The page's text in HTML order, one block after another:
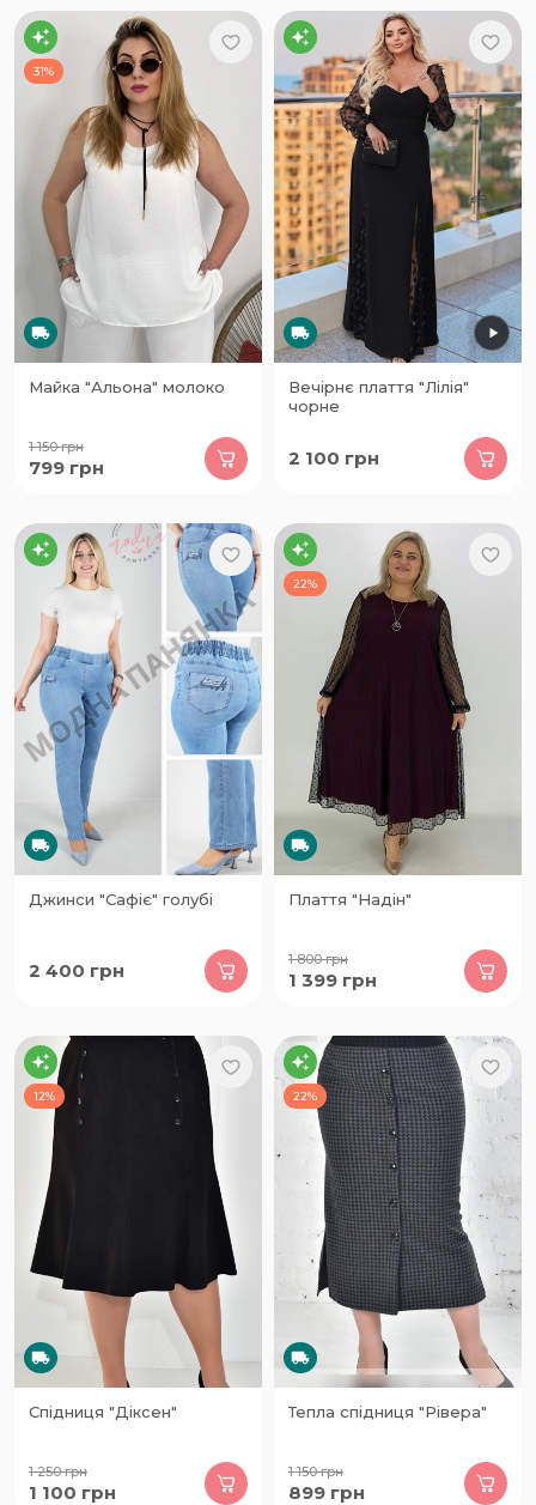
31%
Майка "Альона" молоко
1 150грн
799 грн
Вечірнє плаття "Лілія"
чорне
2 100 грн
Джинси "Сафіє" голубі
2 400 грн
22%
Плаття "Надін"
1 800грн
1 399 грн
12%
Спідниця "Діксен"
1 250грн
1 100 грн
22%
Тепла спідниця "Рівера"
1 150грн
899 грн